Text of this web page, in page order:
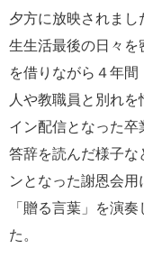
e
カ
タ
ム
索
夕方に放映されま
生生活最後の日々を
を借りながら４年
人や教職員と別れ
イン配信となった卒
答辞を読んだ様子な
ンとなった謝恩会
「贈る言葉」を演
た。